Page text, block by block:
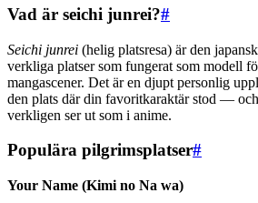
Vad är seichi junrei?#
Seichi junrei (helig platsresa) är den
verkliga platser som fungerat som modell
mangascener. Det är en djupt personlig
den plats där din favoritkaraktär stod —
verkligen ser ut som i anime.
Populära pilgrimsplatser#
Your Name (Kimi no Na wa)